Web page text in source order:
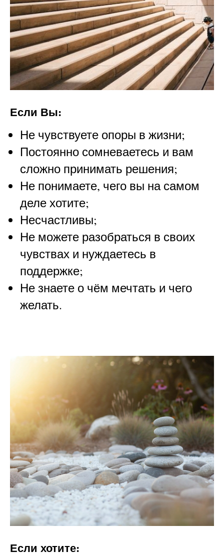
Если Вы:
Не чувствуете опоры в жизни;
Постоянно сомневаетесь и вам
сложно принимать решения;
Не понимаете, чего вы на самом
деле хотите;
Несчастливы;
Не можете разобраться в своих
чувствах и нуждаетесь в
поддержке;
Не знаете о чём мечтать и чего
желать.
Если хотите: